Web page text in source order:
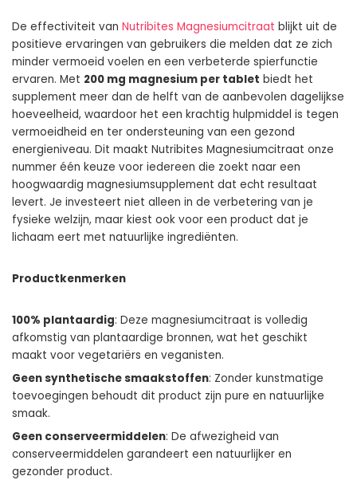
De effectiviteit van Nutribites Magnesiumcitraat blijkt uit de
positieve ervaringen van gebruikers die melden dat ze zich
minder vermoeid voelen en een verbeterde spierfunctie
ervaren. Met 200 mg magnesium per tablet biedt het
supplement meer dan de helft van de aanbevolen dagelijkse
hoeveelheid, waardoor het een krachtig hulpmiddel is tegen
vermoeidheid en ter ondersteuning van een gezond
energieniveau. Dit maakt Nutribites Magnesiumcitraat onze
nummer één keuze voor iedereen die zoekt naar een
hoogwaardig magnesiumsupplement dat echt resultaat
levert. Je investeert niet alleen in de verbetering van je
fysieke welzijn, maar kiest ook voor een product dat je
lichaam eert met natuurlijke ingrediënten.
Productkenmerken
100% plantaardig: Deze magnesiumcitraat is volledig
afkomstig van plantaardige bronnen, wat het geschikt
maakt voor vegetariërs en veganisten.
Geen synthetische smaakstoffen: Zonder kunstmatige
toevoegingen behoudt dit product zijn pure en natuurlijke
smaak.
Geen conserveermiddelen: De afwezigheid van
conserveermiddelen garandeert een natuurlijker en
gezonder product.